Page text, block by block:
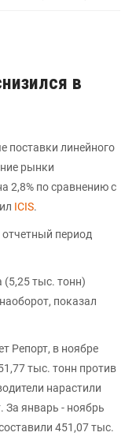
в
поставки линейного
рынки
2,8% по сравнению с
ICIS.
период
(5,25 тыс. тонн)
показал
Репорт, в ноябре
тыс. тонн против
нарастили
За январь - ноябрь
451,07 тыс.